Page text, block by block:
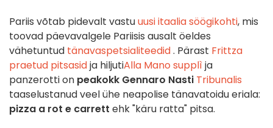
Pariis võtab pidevalt vastuuusi itaalia söögikohti, mis
toovad päevavalgele Pariisis ausalt öeldes
vähetuntud tänavaspetsialiteedid. Pärast Frittza
praetud pitsasidja hiljutiAlla Mano supplìja
panzerotti on peakokk Gennaro Nasti Tribunalis
taaselustanud veel ühe neapolise tänavatoidu eriala:
pizza a rot e carrett ehk "käru ratta" pitsa.